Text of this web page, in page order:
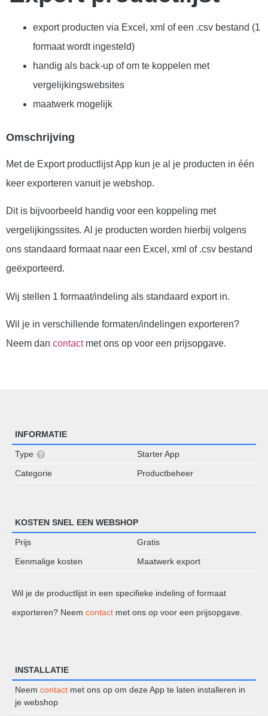
export producten via Excel, xml of een .csv bestand (1
formaat wordt ingesteld)
handig als back-up of om te koppelen met
vergelijkingswebsites
maatwerk mogelijk
Omschrijving
Met de Export productlijst App kun je al je producten in één
keer exporteren vanuit je webshop.
Dit is bijvoorbeeld handig voor een koppeling met
vergelijkingssites. Al je producten worden hierbij volgens
ons standaard formaat naar een Excel, xml of .csv bestand
geëxporteerd.
Wij stellen 1 formaat/indeling als standaard export in.
Wil je in verschillende formaten/indelingen exporteren?
Neem dan contactmet ons op voor een prijsopgave.
INFORMATIE
Type
Starter App
Categorie
Productbeheer
KOSTEN SNEL EEN WEBSHOP
Prijs
Gratis
Eenmalige kosten
Maatwerk export
Wil je de productlijst in een specifieke indeling of formaat
exporteren? Neem contact met ons op voor een prijsopgave.
INSTALLATIE
Neem contact met ons op om deze App te laten installeren in
je webshop